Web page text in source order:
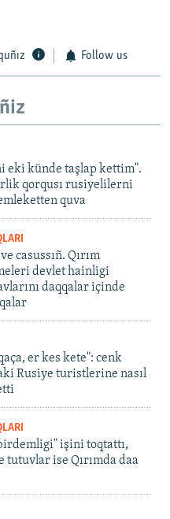
Follow us
eki künde taşlap kettim".
qorqusı rusiyelilerni
quva
casussıñ. Qırım
devlet hainligi
daqqalar içinde
er kes kete": cenk
Rusiye turistlerine nasıl
işini toqtattı,
tutuvlar ise Qırımda daa